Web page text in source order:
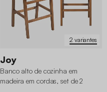
2 variantes
Joy
Banco alto de cozinha em
madeira em cordas, set de 2